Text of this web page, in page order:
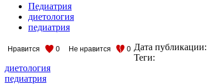
Педиатрия
диетология
педиатрия
Нравится 0 Не нравится 0 Дата публикации:
Теги:
диетология
педиатрия